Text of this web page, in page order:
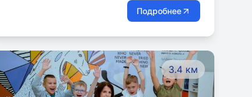
обучения, благодаря которым ваш ребенок
будет учиться без пробелов, с радостью и
индивидуальный подход к каждому ученику.
Подробнее
3.4 км